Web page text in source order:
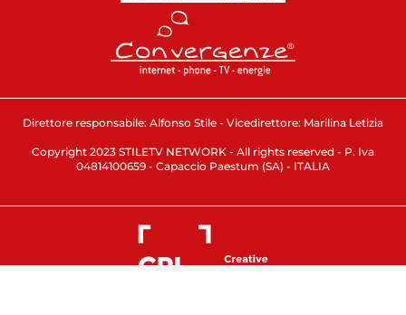
Direttore responsabile: Alfonso Stile - Vicedirettore: Marilina Letizia
Copyright 2023 STILETV NETWORK - All rights reserved - P. Iva
04814100659 - Capaccio Paestum (SA) - ITALIA